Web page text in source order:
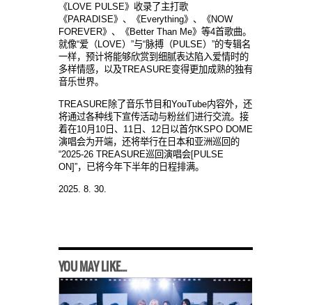
《LOVE PULSE》收录了主打歌
《PARADISE》、《Everything》、《NOW
FOREVER》、《Better Than Me》等4首歌曲。
就像“爱（LOVE）”与“脉搏（PULSE）”的专辑名
一样，预计将能够欣赏到细腻表达陷入爱情时的
多样情感，以及TREASURE变得更加成熟的独有
音乐世界。
TREASURE除了音乐节目和YouTube内容外，还
将通过各种线下宣传活动与粉丝们进行交流。接
着在10月10日、11日、12日以首尔KSPO DOME
演唱会为开端，还将举行在日本和亚洲巡回的
“2025-26 TREASURE巡回演唱会[PULSE
ON]”，已将今年下半年的日程排满。
2025. 8. 30.
YOU MAY LIKE...